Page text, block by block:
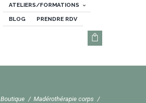
ATELIERS/FORMATIONS
BLOG PRENDRE RDV
Boutique
Madérothérapie corps